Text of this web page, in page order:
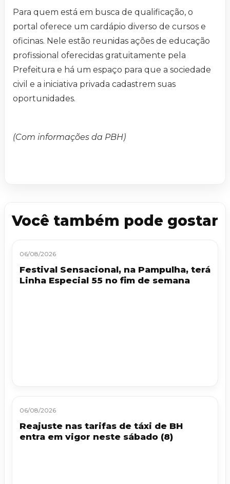
Para quem está em busca de qualificação, o
portal oferece um cardápio diverso de cursos e
oficinas. Nele estão reunidas ações de educação
profissional oferecidas gratuitamente pela
Prefeitura e há um espaço para que a sociedade
civil e a iniciativa privada cadastrem suas
oportunidades.
(Com informações da PBH)
Você também pode gostar
06/08/2026
Festival Sensacional, na Pampulha, terá
Linha Especial 55 no fim de semana
06/08/2026
Reajuste nas tarifas de táxi de BH
entra em vigor neste sábado (8)